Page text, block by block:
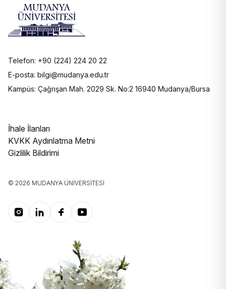
Telefon: +90 (224) 224 20 22
E-posta: bilgi@mudanya.edu.tr
Kampüs: Çağrışan Mah. 2029 Sk. No:2 16940 Mudanya/Bursa
İhale İlanları
KVKK Aydınlatma Metni
Gizlilik Bildirimi
© 2026 MUDANYA ÜNIVERSITESI